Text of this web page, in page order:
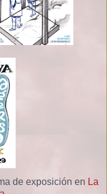
de exposición en La